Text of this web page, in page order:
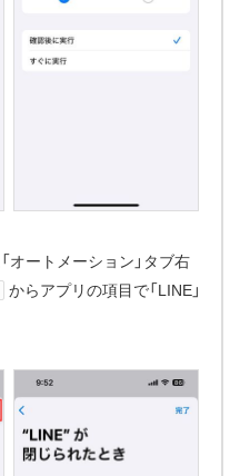
オートメーション」タブ右
からアプリの項目で「LINE」